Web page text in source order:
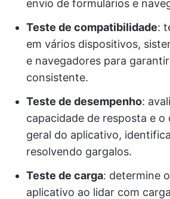
envio de formulários e
Teste de compatibilidade:
em vários dispositivos,
e navegadores para
consistente.
Teste de desempenho:
capacidade de resposta e o
geral do aplicativo,
resolvendo gargalos.
Teste de carga: determine
aplicativo ao lidar com